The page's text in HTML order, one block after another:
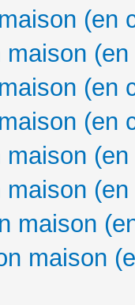
(en
(en
(en
maison
maison